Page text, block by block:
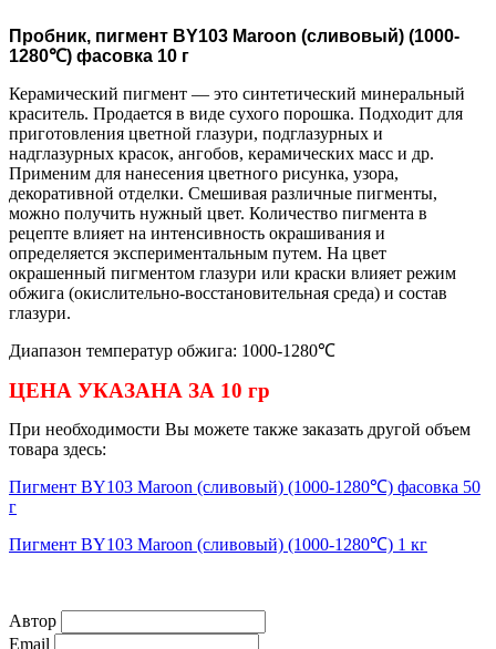
Пробник, пигмент BY103 Maroon (сливовый) (1000-
1280℃) фасовка 10 г
Керамический пигмент — это синтетический минеральный
краситель. Продается в виде сухого порошка. Подходит для
приготовления цветной глазури, подглазурных и
надглазурных красок, ангобов, керамических масс и др.
Применим для нанесения цветного рисунка, узора,
декоративной отделки. Смешивая различные пигменты,
можно получить нужный цвет. Количество пигмента в
рецепте влияет на интенсивность окрашивания и
определяется экспериментальным путем. На цвет
окрашенный пигментом глазури или краски влияет режим
обжига (окислительно-восстановительная среда) и состав
глазури.
Диапазон температур обжига: 1000-1280℃
ЦЕНА УКАЗАНА ЗА 10 гр
При необходимости Вы можете также заказать другой объем
товара здесь:
Пигмент BY103 Maroon (сливовый) (1000-1280℃) фасовка 50
г
Пигмент BY103 Maroon (сливовый) (1000-1280℃) 1 кг
Автор
Email